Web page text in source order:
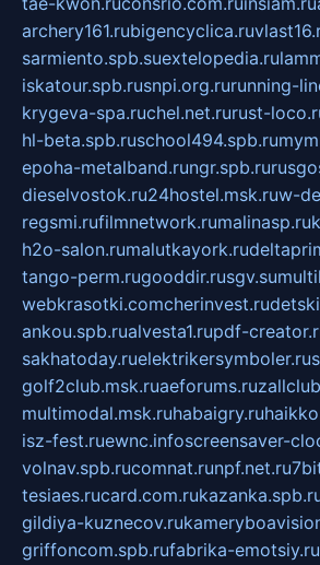
archery161.rubigencyclica.ru
sarmiento.spb.suextelopedia.ru
iskatour.spb.rusnpi.org.rurunning-
krygeva-spa.ruchel.net.rurust-
hl-beta.spb.ruschool494.spb.ru
epoha-metalband.rungr.spb.ru
dieselvostok.ru24hostel.msk.ruw-
regsmi.rufilmnetwork.rumalinasp.ru
h2o-salon.rumalutkayork.ru
tango-perm.rugooddir.rusgv.su
webkrasotki.comcherinvest.ru
ankou.spb.rualvesta1.rupdf-
sakhatoday.ruelektrikersymboler.ru
golf2club.msk.ruaeforums.ru
multimodal.msk.ruhabaigry.ru
isz-fest.ruewnc.infoscreensaver-
volnav.spb.rucomnat.runpf.net.ru
tesiaes.rucard.com.ru
gildiya-kuznecov.ru
griffoncom.spb.rufabrika-emotsiy.ru